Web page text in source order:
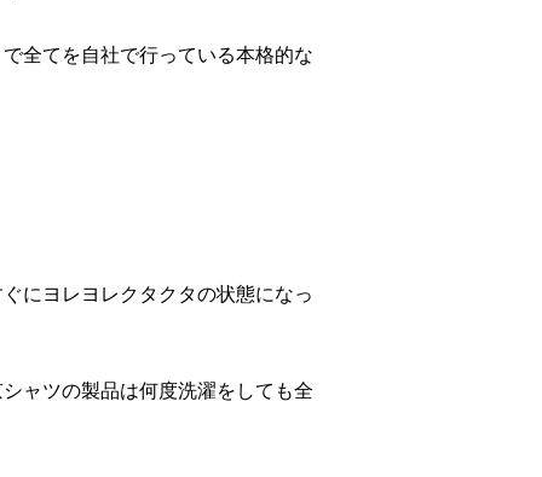
全てを自社で行っている本格的な
にヨレヨレクタクタの状態になっ
ャツの製品は何度洗濯をしても全